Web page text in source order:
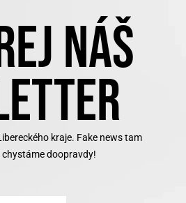
NÁŠ
kraje. Fake news tam
chystáme doopravdy!